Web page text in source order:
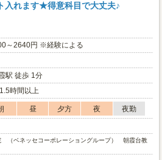
入れます★得意科目で大丈夫♪
～2640円 ※経験による
駅 徒歩 1分
時間以上
昼 夕方 夜
夜勤
（ベネッセコーポレーショングループ） 朝霞台教